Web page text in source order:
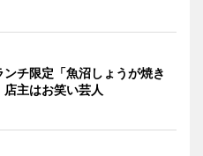
チ限定「魚沼しょうが焼き
主はお笑い芸人